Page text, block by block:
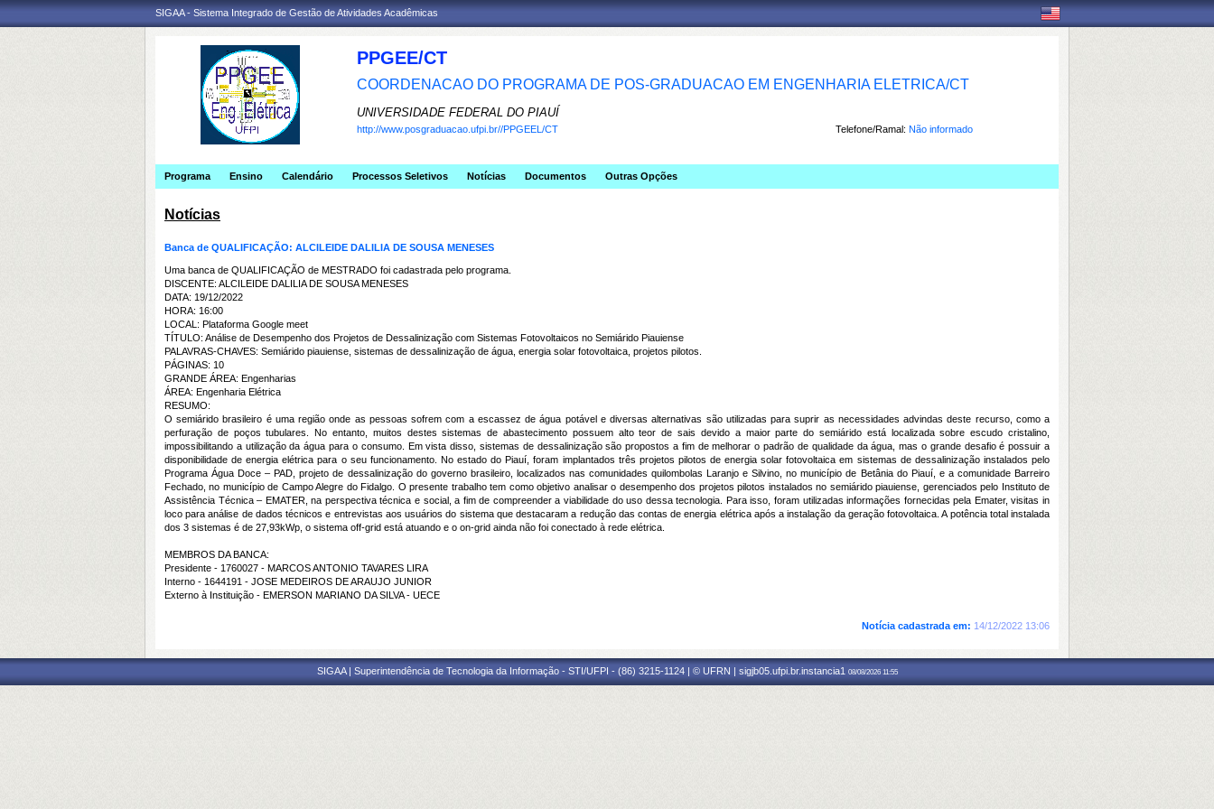
SIGAA - Sistema Integrado de Gestão de Atividades Acadêmicas
PPGEE/CT
COORDENACAO DO PROGRAMA DE POS-GRADUACAO EM ENGENHARIA ELETRICA/CT
UNIVERSIDADE FEDERAL DO PIAUÍ
Telefone/Ramal: Não informado
http://www.posgraduacao.ufpi.br//PPGEEL/CT
Programa Ensino Calendário Processos Seletivos Notícias Documentos Outras Opções
Notícias
Banca de QUALIFICAÇÃO: ALCILEIDE DALILIA DE SOUSA MENESES
Uma banca de QUALIFICAÇÃO de MESTRADO foi cadastrada pelo programa.
DISCENTE: ALCILEIDE DALILIA DE SOUSA MENESES
DATA: 19/12/2022
HORA: 16:00
LOCAL: Plataforma Google meet
TÍTULO: Análise de Desempenho dos Projetos de Dessalinização com Sistemas Fotovoltaicos no Semiárido Piauiense
PALAVRAS-CHAVES: Semiárido piauiense, sistemas de dessalinização de água, energia solar fotovoltaica, projetos pilotos.
PÁGINAS: 10
GRANDE ÁREA: Engenharias
ÁREA: Engenharia Elétrica
RESUMO:
O semiárido brasileiro é uma região onde as pessoas sofrem com a escassez de água potável e diversas alternativas são utilizadas para suprir as necessidades advindas deste recurso, como a
perfuração de poços tubulares. No entanto, muitos destes sistemas de abastecimento possuem alto teor de sais devido a maior parte do semiárido está localizada sobre escudo cristalino,
impossibilitando a utilização da água para o consumo. Em vista disso, sistemas de dessalinização são propostos a fim de melhorar o padrão de qualidade da água, mas o grande desafio é possuir a
disponibilidade de energia elétrica para o seu funcionamento. No estado do Piauí, foram implantados três projetos pilotos de energia solar fotovoltaica em sistemas de dessalinização instalados pelo
Programa Água Doce – PAD, projeto de dessalinização do governo brasileiro, localizados nas comunidades quilombolas Laranjo e Silvino, no município de Betânia do Piauí, e a comunidade Barreiro
Fechado, no município de Campo Alegre do Fidalgo. O presente trabalho tem como objetivo analisar o desempenho dos projetos pilotos instalados no semiárido piauiense, gerenciados pelo Instituto de
Assistência Técnica – EMATER, na perspectiva técnica e social, a fim de compreender a viabilidade do uso dessa tecnologia. Para isso, foram utilizadas informações fornecidas pela Emater, visitas in
loco para análise de dados técnicos e entrevistas aos usuários do sistema que destacaram a redução das contas de energia elétrica após a instalação da geração fotovoltaica. A potência total instalada
dos 3 sistemas é de 27,93kWp, o sistema off-grid está atuando e o on-grid ainda não foi conectado à rede elétrica.
MEMBROS DA BANCA:
Presidente - 1760027 - MARCOS ANTONIO TAVARES LIRA
Interno - 1644191 - JOSE MEDEIROS DE ARAUJO JUNIOR
Externo à Instituição - EMERSON MARIANO DA SILVA - UECE
Notícia cadastrada em: 14/12/2022 13:06
SIGAA | Superintendência de Tecnologia da Informação - STI/UFPI - (86) 3215-1124 | © UFRN | sigjb05.ufpi.br.instancia1 08/08/2026 11:55